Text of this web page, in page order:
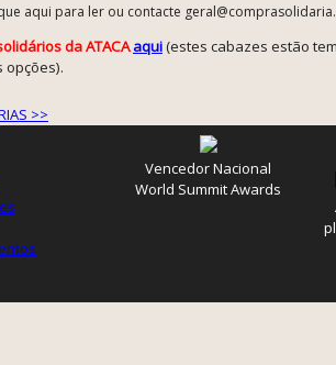
aqui para ler ou contacte
da ATACAaqui(estes cabazes estão
opções).
>>
Vencedor Nacional
World Summit Awards